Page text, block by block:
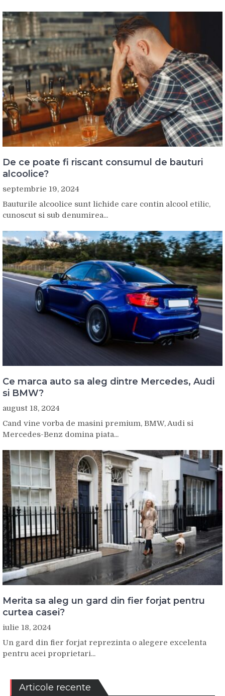
De ce poate fi riscant consumul de bauturi
alcoolice?
septembrie 19, 2024
Bauturile alcoolice sunt lichide care contin alcool etilic,
cunoscut si sub denumirea...
Ce marca auto sa aleg dintre Mercedes, Audi
si BMW?
august 18, 2024
Cand vine vorba de masini premium, BMW, Audi si
Mercedes-Benz domina piata...
Merita sa aleg un gard din fier forjat pentru
curtea casei?
iulie 18, 2024
Un gard din fier forjat reprezinta o alegere excelenta
pentru acei proprietari...
Articole recente